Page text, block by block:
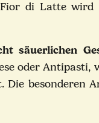
di Latte wird
säuerlichen
oder Antipasti,
besonderen